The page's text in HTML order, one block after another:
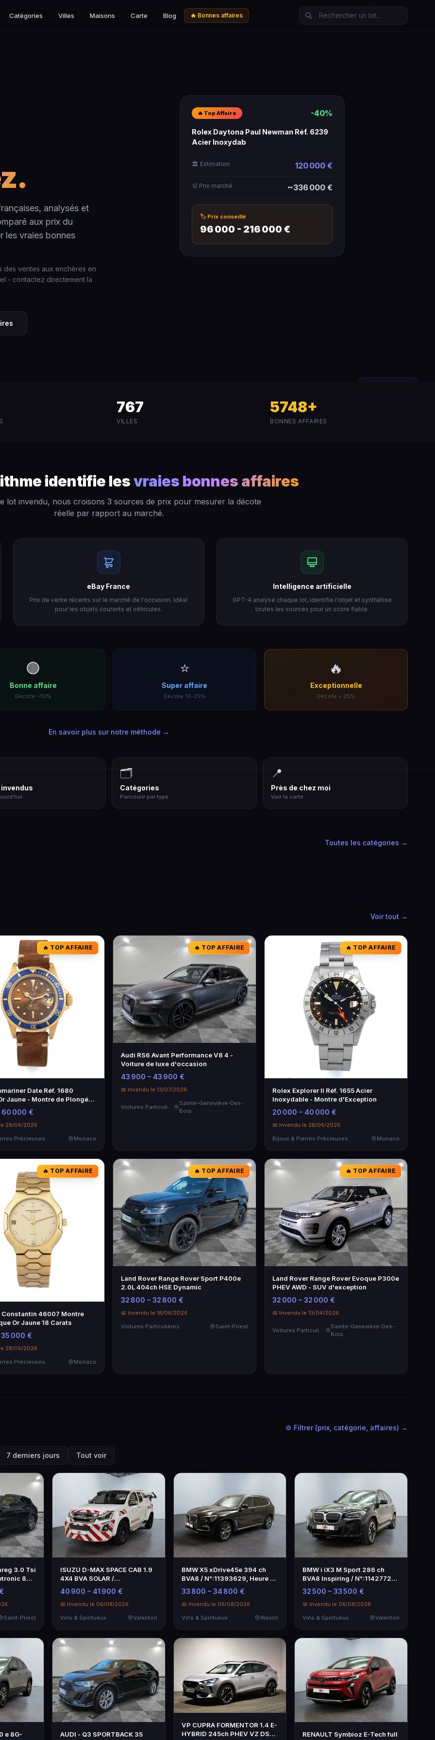
Catégories Villes Maisons Carte Blog 🔥 Bonnes affaires
analysés et
aux prix du
les vraies bonnes
des ventes aux enchères en
- contactez directement la
🔥 Top Affaire -40%
Rolex Daytona Paul Newman Réf. 6239
Acier Inoxydab
🏛️ Estimation 120 000 €
🛒 Prix marché ~336 000 €
🏷️ Prix conseillé
96 000 - 216 000 €
767
VILLES
5748+
BONNES AFFAIRES
identifie lesvraies bonnes affaires
lot invendu, nous croisons 3 sources de prix pour mesurer la décote
réelle par rapport au marché.
eBay France
Prix de vente récents sur le marché de l'occasion. Idéal
pour les objets courants et véhicules.
Intelligence artificielle
GPT-4 analyse chaque lot, identifie l'objet et synthétise
toutes les sources pour un score fiable.
🟢
Bonne affaire
Décote ~10%
⭐
Super affaire
Décote 10-25%
🔥
Exceptionnelle
Décote > 25%
En savoir plus sur notre méthode →
🗂️
Catégories
Parcourir par type
📍
Près de chez moi
Voir la carte
Toutes les catégories →
Céramiques & Porcelaine
Voir tout →
🔥 TOP AFFAIRE
Date Réf. 1680
Jaune - Montre de Plongée
60 000 €
28/06/2026
Précieuses
Monaco
🔥 TOP AFFAIRE
Audi RS6 Avant Performance V8 4 -
Voiture de luxe d'occasion
43 900 – 43 900 €
📅 Invendu le 13/07/2026
Sainte-Geneviève-Des-
Bois
🔥 TOP AFFAIRE
Rolex Explorer II Réf. 1655 Acier
Inoxydable - Montre d'Exception
20 000 – 40 000 €
📅 Invendu le 28/06/2026
Bijoux & Pierres Précieuses
Monaco
🔥 TOP AFFAIRE
Constantin 46007 Montre
Or Jaune 18 Carats
000 €
28/06/2026
Précieuses
Monaco
🔥 TOP AFFAIRE
Land Rover Range Rover Sport P400e
2.0L 404ch HSE Dynamic
32 800 – 32 800 €
📅 Invendu le 18/06/2026
Voitures Particulières
Saint-Priest
🔥 TOP AFFAIRE
Land Rover Range Rover Evoque P300e
PHEV AWD - SUV d'exception
32 000 – 32 000 €
📅 Invendu le 13/04/2026
Sainte-Geneviève-Des-
Bois
⚙️ Filtrer (prix, catégorie, affaires) →
7 derniers jours Tout voir
3.0 Tsi
8
Saint-Priest
ISUZU D-MAX SPACE CAB 1.9
4X4 BVA SOLAR /
N°:11338499, Heure…
40 900 – 41 900 €
📅 Invendu le 06/08/2026
Vins & Spiritueux
Valenton
BMW X5 xDrive45e 394 ch
BVA8 / N°:11393629, Heure de
vente: …
33 800 – 34 800 €
📅 Invendu le 06/08/2026
Vins & Spiritueux
Wavrin
BMW i iX3 M Sport 286 ch
BVA8 Inspiring / N°:11427729,
Heure…
32 500 – 33 500 €
📅 Invendu le 06/08/2026
Vins & Spiritueux
Valenton
e 8G-
AUDI - Q3 SPORTBACK 35
VP CUPRA FORMENTOR 1.4 E-
HYBRID 245ch PHEV VZ DSG
RENAULT Symbioz E-Tech full